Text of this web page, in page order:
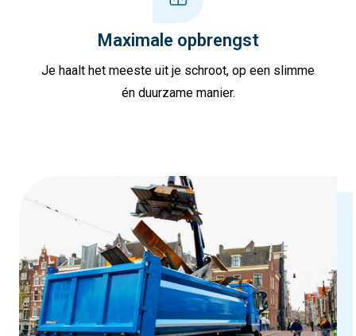
Maximale opbrengst
Je haalt het meeste uit je schroot, op een slimme
én duurzame manier.